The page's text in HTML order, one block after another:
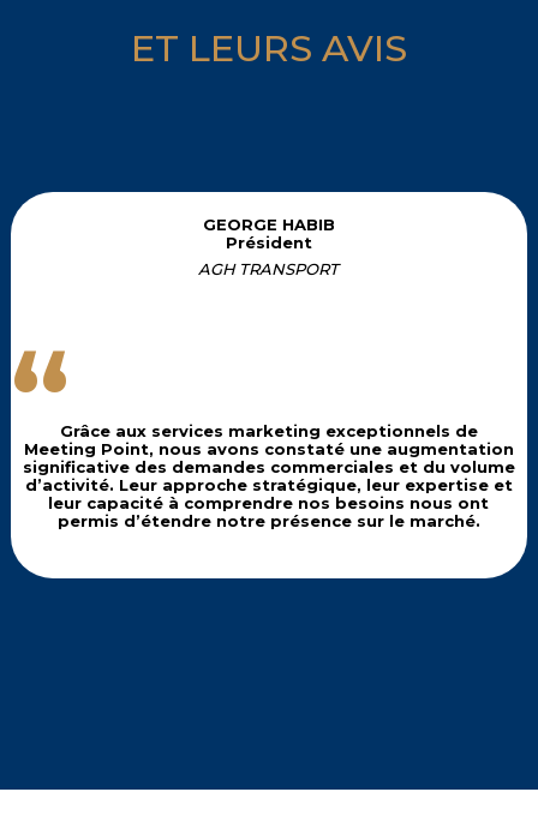
ET LEURS AVIS
GEORGE HABIB
Président
AGH TRANSPORT
“Grâce aux services marketing exceptionnels de
Meeting Point, nous avons constaté une augmentation
significative des demandes commerciales et du volume
d’activité. Leur approche stratégique, leur expertise et
leur capacité à comprendre nos besoins nous ont
permis d’étendre notre présence sur le marché.